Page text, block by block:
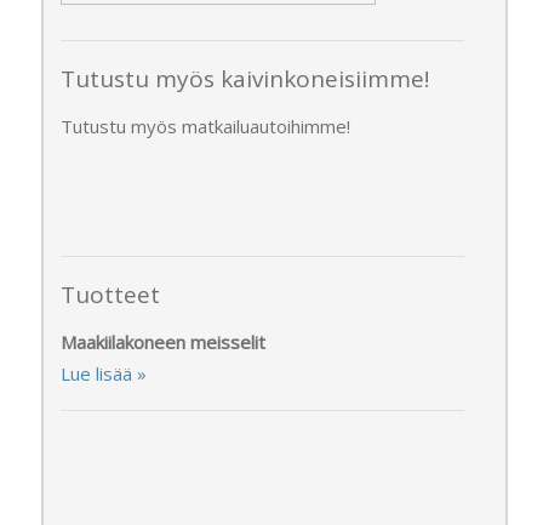
Tutustu myös kaivinkoneisiimme!
Tutustu myös matkailuautoihimme!
Tuotteet
Maakiilakoneen meisselit
Lue lisää »